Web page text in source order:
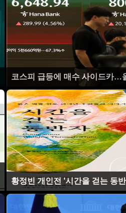
코스피 급등에 매수 사이드카…
황정빈 개인전 '시간을 걷는 동